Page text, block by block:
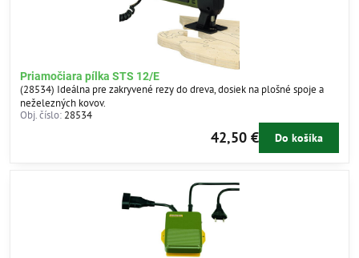
Priamočiara pílka STS 12/E
(28534) Ideálna pre zakryvené rezy do dreva, dosiek na plošné spoje a
neželezných kovov.
Obj. číslo: 28534
42,50 € Do košíka